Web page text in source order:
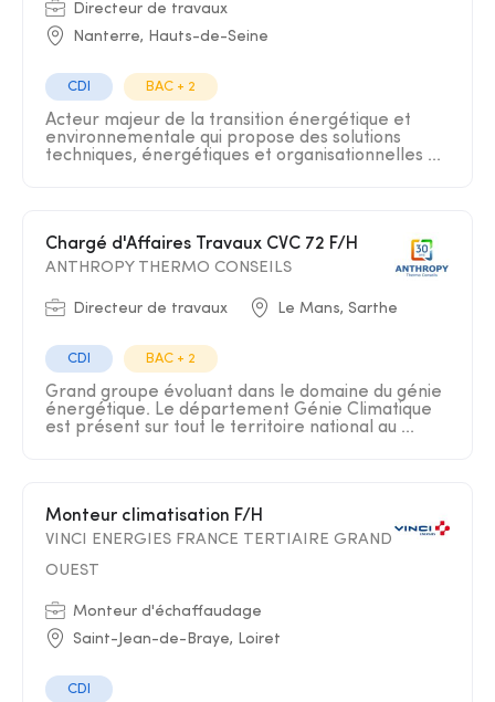
Directeur de travaux
Nanterre, Hauts-de-Seine
CDI BAC + 2
Acteur majeur de la transition énergétique et
environnementale qui propose des solutions
techniques, énergétiques et organisationnelles ...
Chargé d'Affaires Travaux CVC 72 F/H
ANTHROPY THERMO CONSEILS
Directeur de travaux Le Mans, Sarthe
CDI BAC + 2
Grand groupe évoluant dans le domaine du génie
énergétique. Le département Génie Climatique
est présent sur tout le territoire national au ...
Monteur climatisation F/H
VINCI ENERGIES FRANCE TERTIAIRE GRAND
OUEST
Monteur d'échaffaudage
Saint-Jean-de-Braye, Loiret
CDI